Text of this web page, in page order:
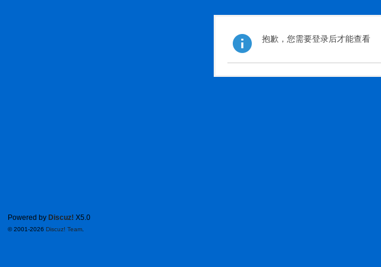
抱歉，您需要登录后才能查看
Powered by Discuz! X5.0
© 2001-2026Discuz! Team